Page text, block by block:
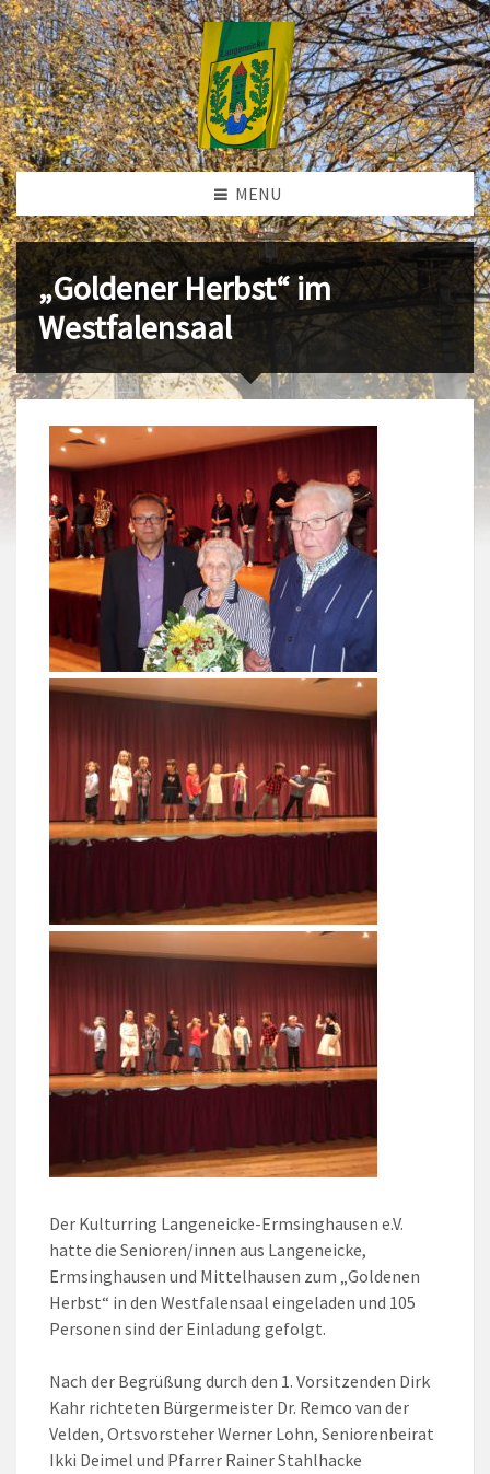
MENU
„Goldener Herbst“ im
Westfalensaal
Der Kulturring Langeneicke-Ermsinghausen e.V.
hatte die Senioren/innen aus Langeneicke,
Ermsinghausen und Mittelhausen zum „Goldenen
Herbst“ in den Westfalensaal eingeladen und 105
Personen sind der Einladung gefolgt.
Nach der Begrüßung durch den 1. Vorsitzenden Dirk
Kahr richteten Bürgermeister Dr. Remco van der
Velden, Ortsvorsteher Werner Lohn, Seniorenbeirat
Ikki Deimel und Pfarrer Rainer Stahlhacke